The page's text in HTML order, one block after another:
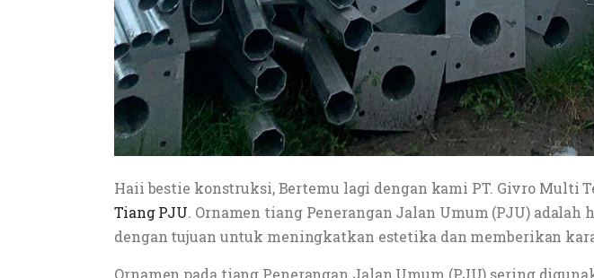
Haii bestie konstruksi, Bertemu lagi dengan kami PT. Givro Multi
Tiang PJU. Ornamen tiang Penerangan Jalan Umum (PJU)
dengan tujuan untuk meningkatkan estetika dan memberikan